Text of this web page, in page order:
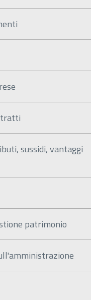
sussidi, vantaggi
patrimonio